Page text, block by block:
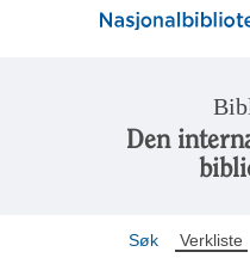
Den
Søk Verkliste